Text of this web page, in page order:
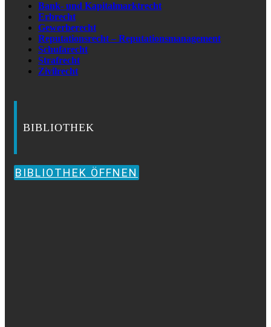
Bank- und Kapitalmarktrecht
Erbrecht
Gewerberecht
Reputationsrecht – Reputationsmanagement
Schufarecht
Strafrecht
Zivilrecht
BIBLIOTHEK
BIBLIOTHEK ÖFFNEN